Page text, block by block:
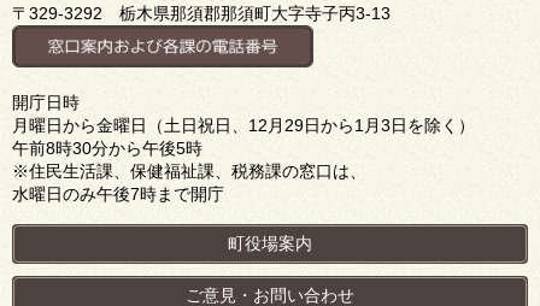
〒329-3292 栃木県那須郡那須町大字寺子丙3-13
開庁日時
月曜日から金曜日（土日祝日、12月29日から1月3日を除く）
午前8時30分から午後5時
※住民生活課、保健福祉課、税務課の窓口は、
水曜日のみ午後7時まで開庁
町役場案内
ご意見・お問い合わせ